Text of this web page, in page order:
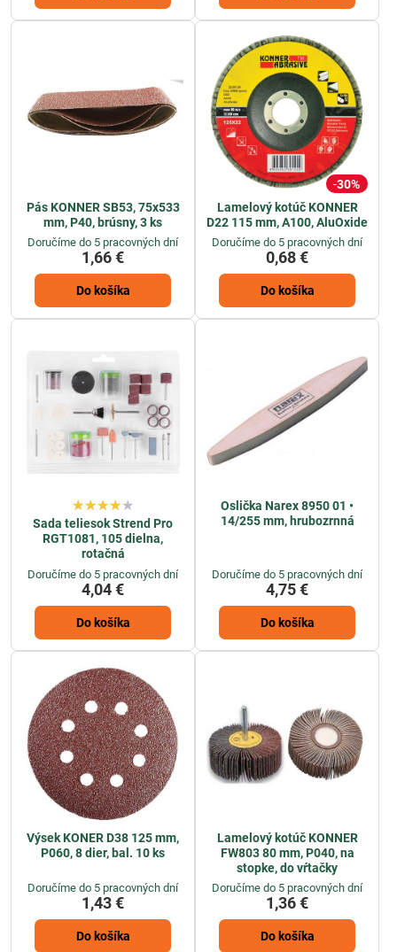
Pás KONNER SB53, 75x533
mm, P40, brúsny, 3 ks
Doručíme do 5 pracovných dní
1,66 €
Do košíka
30%
Lamelový kotúč KONNER
D22 115 mm, A100, AluOxide
Doručíme do 5 pracovných dní
0,68 €
Do košíka
Sada teliesok Strend Pro
RGT1081, 105 dielna,
rotačná
Doručíme do 5 pracovných dní
4,04 €
Do košíka
Oslička Narex 8950 01 •
14/255 mm, hrubozrnná
Doručíme do 5 pracovných dní
4,75 €
Do košíka
Výsek KONER D38 125 mm,
P060, 8 dier, bal. 10 ks
Doručíme do 5 pracovných dní
1,43 €
Do košíka
Lamelový kotúč KONNER
FW803 80 mm, P040, na
stopke, do vŕtačky
Doručíme do 5 pracovných dní
1,36 €
Do košíka